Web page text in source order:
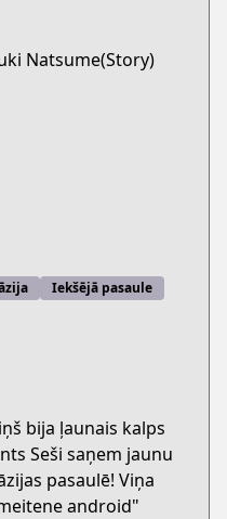
Natsume(Story)
Iekšējā pasaule
bija ļaunais kalps
Seši saņem jaunu
pasaulē! Viņa
android"